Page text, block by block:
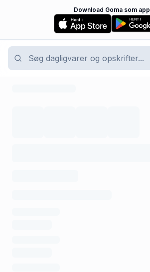
Download Goma som app